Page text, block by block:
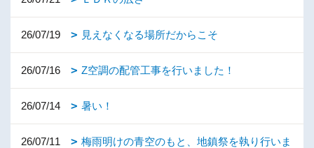
26/07/19 見えなくなる場所だからこそ
26/07/16 Z空調の配管工事を行いました！
26/07/14 暑い！
26/07/11
梅雨明けの青空のもと、地鎮祭を執り行いま